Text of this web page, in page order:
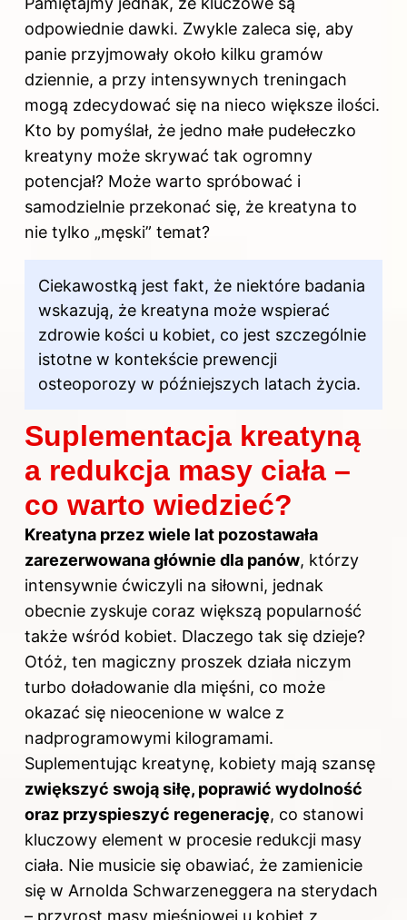
odpowiednie dawki. Zwykle zaleca się, aby
panie przyjmowały około kilku gramów
dziennie, a przy intensywnych treningach
mogą zdecydować się na nieco większe ilości.
Kto by pomyślał, że jedno małe pudełeczko
kreatyny może skrywać tak ogromny
potencjał? Może warto spróbować i
samodzielnie przekonać się, że kreatyna to
nie tylko „męski” temat?
Ciekawostką jest fakt, że niektóre badania
wskazują, że kreatyna może wspierać
zdrowie kości u kobiet, co jest szczególnie
istotne w kontekście prewencji
osteoporozy w późniejszych latach życia.
Suplementacja kreatyną
a redukcja masy ciała –
co warto wiedzieć?
Kreatyna przez wiele lat pozostawała
zarezerwowana głównie dla panów, którzy
intensywnie ćwiczyli na siłowni, jednak
obecnie zyskuje coraz większą popularność
także wśród kobiet. Dlaczego tak się dzieje?
Otóż, ten magiczny proszek działa niczym
turbo doładowanie dla mięśni, co może
okazać się nieocenione w walce z
nadprogramowymi kilogramami.
Suplementując kreatynę, kobiety mają szansę
zwiększyć swoją siłę, poprawić wydolność
oraz przyspieszyć regenerację, co stanowi
kluczowy element w procesie redukcji masy
ciała. Nie musicie się obawiać, że zamienicie
się w Arnolda Schwarzeneggera na sterydach
– przyrost masy mięśniowej u kobiet z